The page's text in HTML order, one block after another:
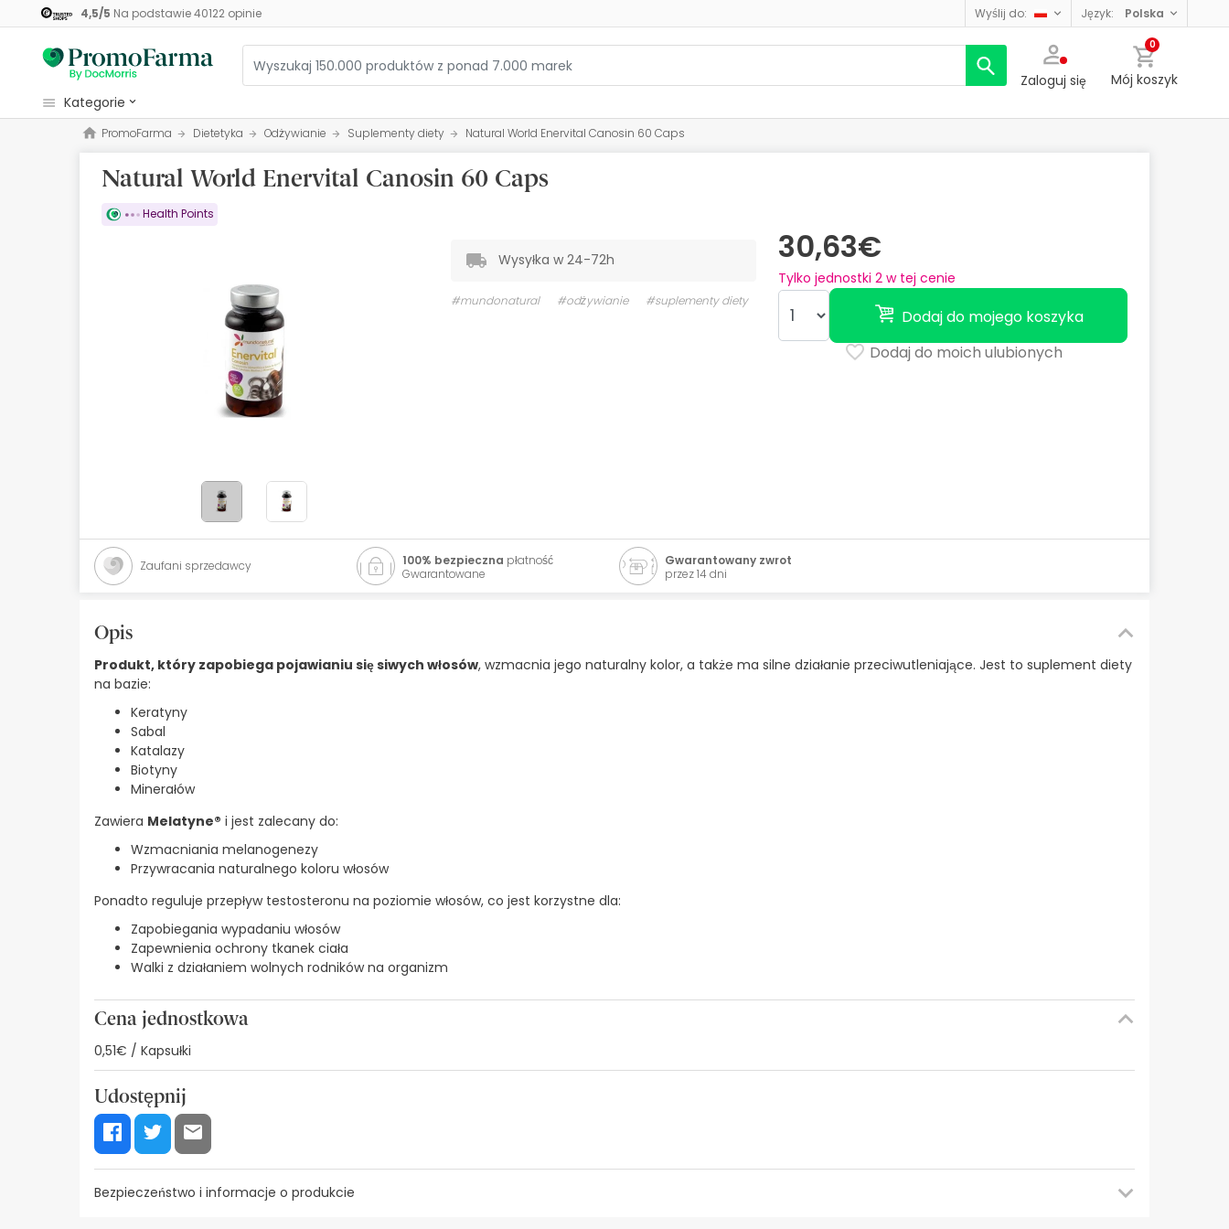
4,5/5 Na podstawie40122opinie wyślij do: język: polska
Zaloguj się
0
Mój koszyk
kategorie
Kosmetyki
Zdrowie
Higiena
Bestsellery
Health Points
PromoFarma Dietetyka Odżywianie Suplementy diety Natural World Enervital Canosin 60 Caps
Natural World Enervital Canosin 60 Caps
Health Points
30,63€
Tylko jednostki 2 w tej cenie
Dodaj do mojego koszyka
Dodaj do moich ulubionych
Wysyłka w 24-72h
#mundonatural #odżywianie #suplementy diety
Zaufani sprzedawcy 100% bezpieczna płatność
Gwarantowane
Gwarantowany zwrot
przez 14 dni
Opis
Produkt, który zapobiega pojawianiu się siwych włosów, wzmacnia jego naturalny kolor, a także ma silne działanie przeciwutleniające. Jest to suplement diety
na bazie:
Keratyny
Sabal
Katalazy
Biotyny
Minerałów
Zawiera Melatyne® i jest zalecany do:
Wzmacniania melanogenezy
Przywracania naturalnego koloru włosów
Ponadto reguluje przepływ testosteronu na poziomie włosów, co jest korzystne dla:
Zapobiegania wypadaniu włosów
Zapewnienia ochrony tkanek ciała
Walki z działaniem wolnych rodników na organizm
Cena jednostkowa
0,51€ / Kapsułki
Udostępnij
Bezpieczeństwo i informacje o produkcie